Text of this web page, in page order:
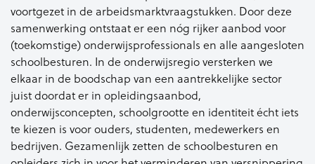
voortgezet in de arbeidsmarktvraagstukken. Door deze
samenwerking ontstaat er een nóg rijker aanbod voor
(toekomstige) onderwijsprofessionals en alle aangesloten
schoolbesturen. In de onderwijsregio versterken we
elkaar in de boodschap van een aantrekkelijke sector
juist doordat er in opleidingsaanbod,
onderwijsconcepten, schoolgrootte en identiteit écht iets
te kiezen is voor ouders, studenten, medewerkers en
bedrijven. Gezamenlijk zetten de schoolbesturen en